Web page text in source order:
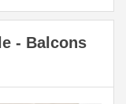
- Balcons